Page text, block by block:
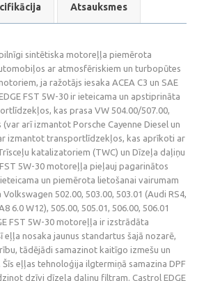
Atsauksmes
pilnīgi sintētiska motoreļļa piemērota
ar atmosfēriskiem un turbopūtes
ja ražotājs iesaka ACEA C3 un SAE
FST 5W-30 ir ieteicama un apstiprināta
kas prasa VW 504.00/507.00,
arī izmantot Porsche Cayenne Diesel un
izmantot transportlīdzekļos, kas aprīkoti ar
katalizatoriem (TWC) un Dīzeļa daļiņu
FST 5W-30 motoreļļa pieļauj pagarinātos
un piemērota lietošanai vairumam
502.00, 503.00, 503.01 (Audi RS4,
6.0 W12), 505.00, 505.01, 506.00, 506.01
FST 5W-30 motoreļļa ir izstrādāta
eļļa nosaka jaunus standartus šajā nozarē,
tādējādi samazinot kaitīgo izmešu un
eļļas tehnoloģija ilgtermiņā samazina DPF
dzīvi dīzeļa daļiņu filtram. Castrol EDGE